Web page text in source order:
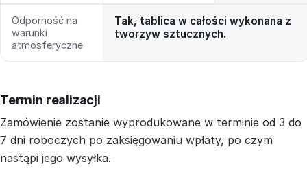
Odporność na
warunki
atmosferyczne
Tak, tablica w całości wykonana z
tworzyw sztucznych.
Termin realizacji
Zamówienie zostanie wyprodukowane w terminie od 3 do
7 dni roboczych po zaksięgowaniu wpłaty, po czym
nastąpi jego wysyłka.